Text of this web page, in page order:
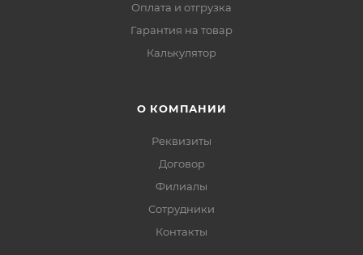
Оплата и отгрузка
Гарантия на товар
Калькулятор
О КОМПАНИИ
Реквизиты
Договор
Филиалы
Сотрудники
Контакты